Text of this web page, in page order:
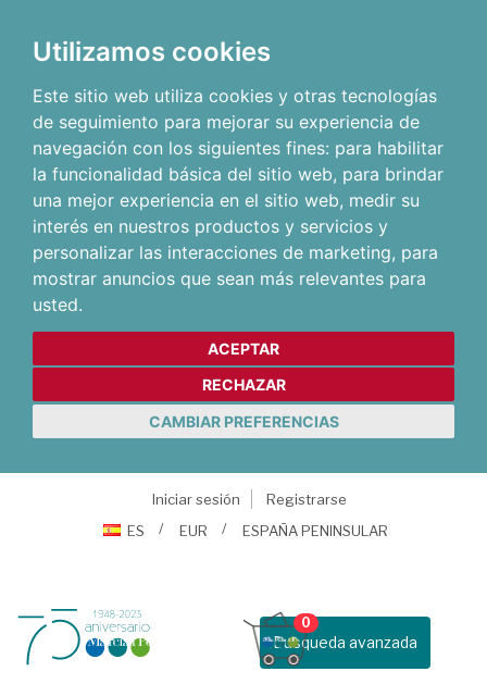
Utilizamos cookies
Este sitio web utiliza cookies y otras tecnologías
de seguimiento para mejorar su experiencia de
navegación con los siguientes fines: para habilitar
la funcionalidad básica del sitio web, para brindar
una mejor experiencia en el sitio web, medir su
interés en nuestros productos y servicios y
personalizar las interacciones de marketing, para
mostrar anuncios que sean más relevantes para
usted.
ACEPTAR
RECHAZAR
CAMBIAR PREFERENCIAS
Iniciar sesión
Registrarse
ES
EUR ESPAÑA PENINSULAR
Busqueda avanzada
0